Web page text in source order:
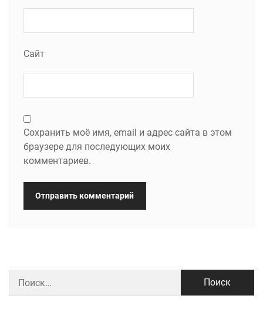
Сайт
Сохранить моё имя, email и адрес сайта в этом
браузере для последующих моих
комментариев.